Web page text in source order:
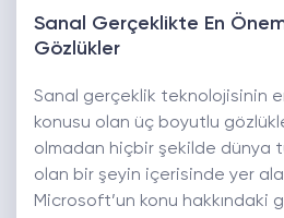
Sanal Gerçeklikte En
Gözlükler
Sanal gerçeklik teknolojisinin
konusu olan üç boyutlu
olmadan hiçbir şekilde dünya
olan bir şeyin içerisinde yer
Microsoft’un konu hakkındaki